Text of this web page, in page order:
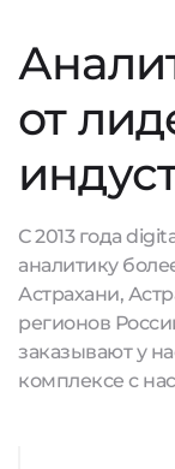
от
С 2013 года
аналитику
Астрахани,
регионов
заказывают у
комплексе с